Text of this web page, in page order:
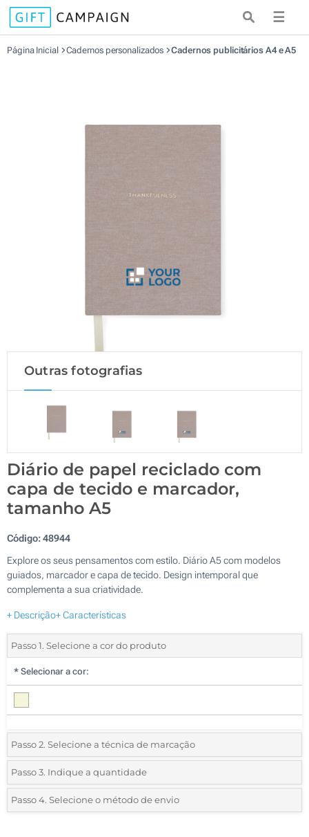
☰
Página Inicial Cadernos personalizados Cadernos publicitários A4 e A5
Outras fotografias
Diário de papel reciclado com
capa de tecido e marcador,
tamanho A5
Código:48944
Explore os seus pensamentos com estilo. Diário A5 com modelos
guiados, marcador e capa de tecido. Design intemporal que
complementa a sua criatividade.
+ Descrição+ Características
Passo 1. Selecione a cor do produto
* Selecionar a cor:
Passo 2. Selecione a técnica de marcação
*Selecione o tipo de marcação e as cores do logotipo:
1 Cor (Na caixa)
Passo 3. Indique a quantidade
*Quantidade mínima:5
Passo 4. Selecione o método de envio